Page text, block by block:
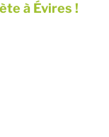
à Évires !